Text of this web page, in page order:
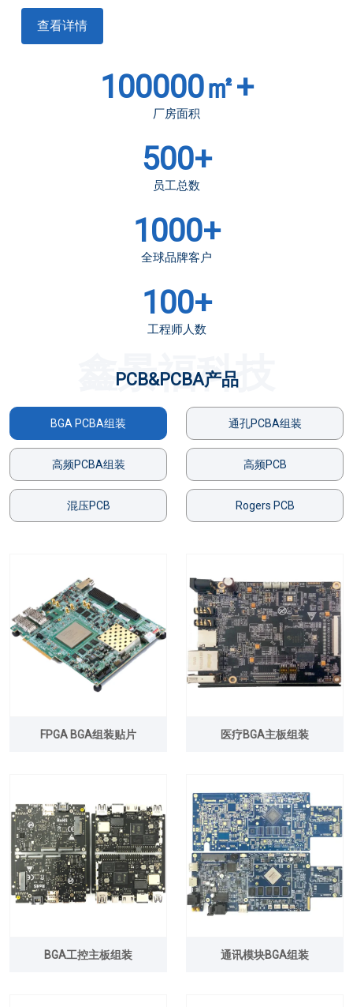
查看详情
100000㎡+
厂房面积
500+
员工总数
1000+
全球品牌客户
100+
工程师人数
鑫景福科技
PCB&PCBA产品
BGA PCBA组装 通孔PCBA组装
高频PCBA组装 高频PCB
混压PCB Rogers PCB
FPGA BGA组装贴片 医疗BGA主板组装
BGA工控主板组装 通讯模块BGA组装